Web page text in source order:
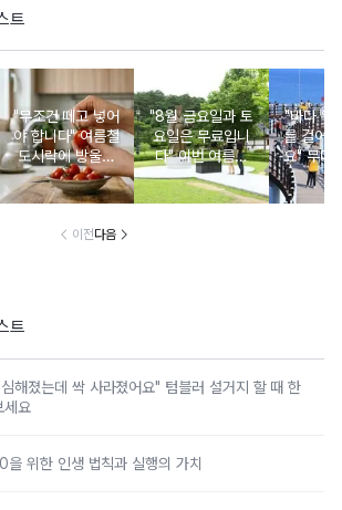
트
"무조건 떼고 넣어
야 합니다" 여름철
도시락에 방울토
마토 꼭지 그대로
넣으면 생기는 일
"8월 금요일과 토
요일은 무료입니
다" 이번 여름에
무료로 입장 가능
한 의미 있는 여행
"바다 위
를 걸어
요" 무더
만드는
풍경
이전다음
트
해졌는데 싹 사라졌어요" 텀블러 설거지 할 때 한
세요
위한 인생 법칙과 실행의 가치